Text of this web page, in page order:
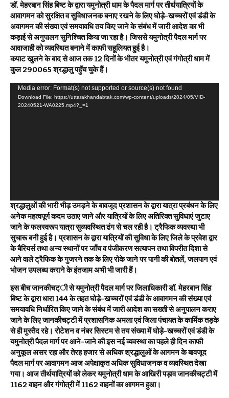
डॉ. मेहरबान सिंह बिष्ट के द्वारा यमुनोत्री धाम के पैदल मार्ग पर तीर्थयात्रियों के
आवागमन को सुरक्षित व सुविधाजनक बनाए रखने के लिए घोड़े-खच्चरों एवं डंडी के
अवागमन की संख्या एवं समयावधि तय किए जाने के संबंध में जारी आदेश का भी
कड़ाई से अनुपालन सुनिश्चित किया जा रहा है। जिससे यमुनोत्री पैदल मार्ग पर
आवाजाही को व्यवस्थित बनाने में काफी सहूलियत हुई है।
कपाट खुलने के बाद से आज तक 12 दिनों के भीतर यमुनोत्री एवं गंगोत्री धाम में
कुल 290065 श्रद्धालु पहॅुंच चुके हैं।
Video
Player
Media error: Format(s) not supported or source(s) not found
Download File: https://uttarakhandabtak.com/wp-content/uploads/2024/05/VID-
20240521-WA0225.mp4?_=1
श्रद्धालुओं की भारी भीड़ उमड़ने के बावजूद प्रशासन के द्वारा यात्रा प्रबंधन के लिए
अनेक महत्वपूर्ण कदम उठाए जाने और यात्रियों के लिए अतिरिक्त सुविधाएं जुटाए
जाने के फलस्वरूप यात्रा सुव्यवस्थित ढंग से चल रही है। ट्रैफिक व्यवस्था भी
सुचारू बनी हुई है। प्रशासन के द्वारा यात्रियों की सुविधा के लिए जिले के प्रवेश द्वार
के बैरियर्स तथा अन्य स्थानों पर जॉंच व पंजीकरण सत्यापन तथा विपरीत दिशा से
आने वाले ट्रैफिक के गुजरने तक के लिए रोके जाने पर पानी की बोतलें, जलपान एवं
भोजन उपलब्ध कराने के इंतजाम अभी भी जारी हैं।
इस बीच जानकीचट्ी से यमुनोत्री पैदल मार्ग पर जिलाधिकारी डॉ. मेहरबान सिंह
बिष्ट के द्वारा धारा 144 के तहत घोड़े-खच्चरों एवं डंडी के आवागमन की संख्या एवं
समयावधि निर्धारित किए जाने के संबंध में जारी आदेश का सख्ती से अनुपालन कराए
जाने के लिए जानकीचट्टी में प्रशासनिक अमला एवं जिला पंचायत के कार्मिक तड़के
से ही मुस्तैद रहे। रोटेशन व नंबर सिस्टम से तय संख्या में घोड़े-खच्चरों एवं डंडी के
यमुनोत्री पैदल मार्ग पर आने-जाने की इस नई व्यवस्था का पहले ही दिन काफी
अनुकूल असर रहा और तेरह हजार से अधिक श्रद्धालुओं के आगमन के बावजूद
पैदल मार्ग पर आवागमन आज अपेक्षाकृत अधिक सुविधाजनक व व्यवस्थित देखा
गया। आज तीर्थयात्रियों को लेकर यमुनोत्री धाम के आखिरी पड़ाव जानकीचट्टी में
1162 वाहन और गंगोत्री में 1162 वाहनों का आगमन हुआ।